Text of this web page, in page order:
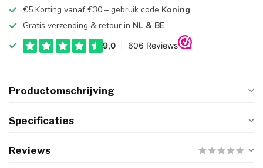
€5 Korting vanaf €30 – gebruik code Koning
Gratis verzending & retour in NL & BE
Productomschrijving
Specificaties
Reviews